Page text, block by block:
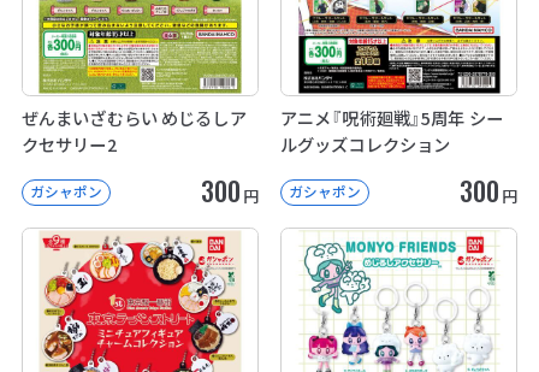
ぜんまいざむらい めじるしア
クセサリー2
ガシャポン 300 円
アニメ『呪術廻戦』5周年 シー
ルグッズコレクション
ガシャポン 300 円